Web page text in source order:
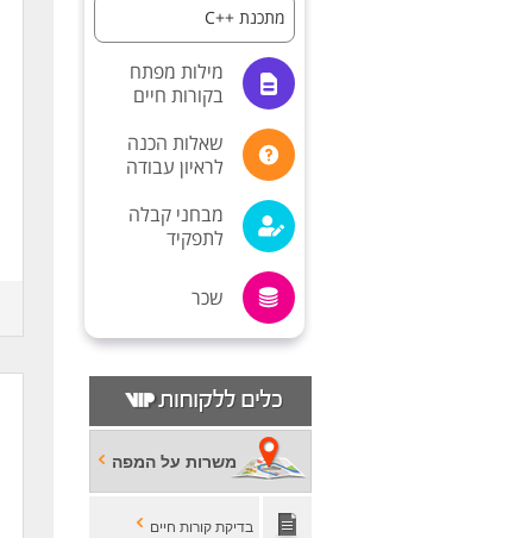
מתכנת ++C
מילות מפתח
בקורות חיים
שאלות הכנה
לראיון עבודה
מבחני קבלה
לתפקיד
שכר
משרות על המפה
בדיקת קורות חיים